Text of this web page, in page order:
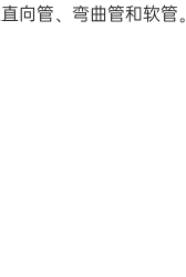
向管、弯曲管和软管。